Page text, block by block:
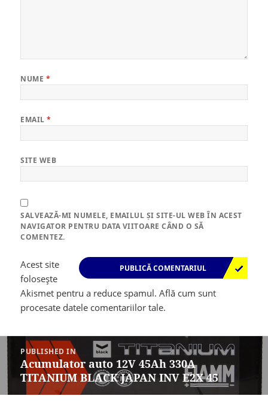
NUME *
EMAIL*
SITE WEB
SALVEAZĂ-MI NUMELE, EMAILUL ȘI SITE-UL WEB ÎN ACEST
NAVIGATOR PENTRU DATA VIITOARE CÂND O SĂ
COMENTEZ.
Acest site
folosește
Akismet pentru a reduce spamul.Află cum sunt
procesate datele comentariilor tale.
Navigare
în
articole
PUBLISHED IN
Acumulator auto 12V 45Ah 330A
TITANIUM BLACK JAPAN INV E2X 45